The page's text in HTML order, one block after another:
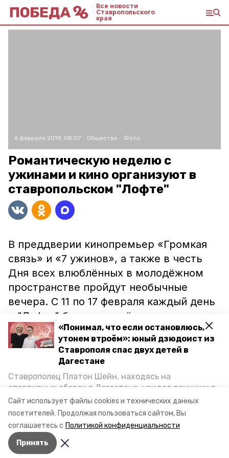
Сайт использует файлы cookies и технических данных
посетителей. Продолжая пользоваться сайтом, Вы
соглашаетесь с Политикой конфиденциальности
Принять
«Понимал, что если остановлюсь,
утонем втроём»: юный дзюдоист из
Ставрополя спас двух детей в
Дагестане
Ставрополец Платон Шейн, находясь на
спортивных сборах в Дегестане, увидел тонущих в
Каспийском море детей и бросился на помощь. По
возвращении домой, отважного мальчика
пригласили в министерство образования края и
наградили. Корреспондент «Победы26» пообщался
с юным героем.
Все новости
Ставропольского
края
6 февраля 2019, 08:07 Общество Фото:
Романтическую неделю с
ужинами и кино организуют в
ставропольском "Лофте"
В преддверии кинопремьер «Громкая
связь» и «7 ужинов», а также в честь
Дня всех влюблённых в молодёжном
пространстве пройдут необычные
вечера. С 11 по 17 февраля каждый день
в "Лофте" будет отведён под
уникальное событие: встреча для
любителей музыки «5 причин», квест
«Вокзал на двоих» и вечер
романтического кино «КиноЛофте о
любви».Какпишетпортал «Ставгород»,
одно из мероприятий будет отведено
под знакомства. Оно пройдёт в формате
экспресс-свиданий.